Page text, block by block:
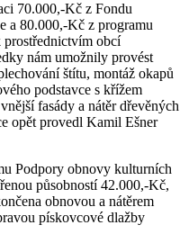
70.000,-Kč z Fondu
a 80.000,-Kč z programu
obcí
nám umožnily provést
štítu, montáž okapů
podstavce s křížem
fasády a nátěr dřevěných
opět provedl Kamil Ešner
Podpory obnovy kulturních
působností 42.000,-Kč,
obnovou a nátěrem
pískovcové dlažby